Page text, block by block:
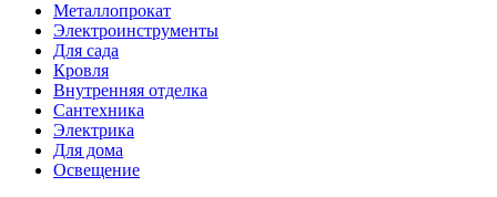
Металлопрокат
Электроинструменты
Для сада
Кровля
Внутренняя отделка
Сантехника
Электрика
Для дома
Освещение